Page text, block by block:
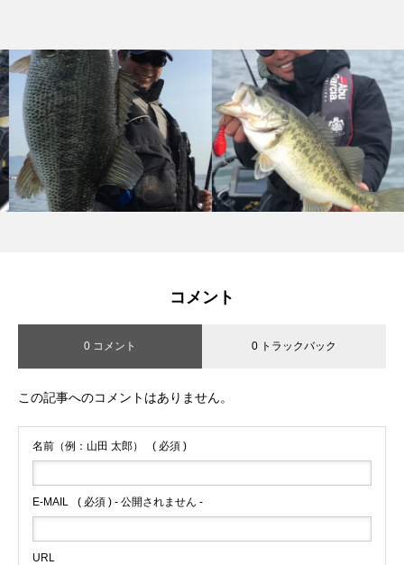
コメント
0 コメント 0 トラックバック
この記事へのコメントはありません。
名前（例：山田 太郎） ( 必須 )
E-MAIL ( 必須 ) - 公開されません -
URL